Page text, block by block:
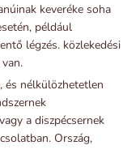
keveréke soha
például
légzés. közlekedési
és nélkülözhetetlen
a diszpécsernek
Ország,